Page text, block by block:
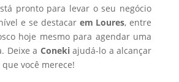
pronto para levar o seu negócio
e se destacar em Loures, entre
hoje mesmo para agendar uma
Deixe a Conekiajudá-lo a alcançar
você merece!